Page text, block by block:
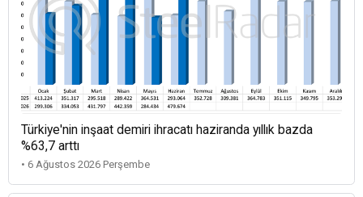
Türkiye'nin inşaat demiri ihracatı haziranda yıllık bazda
%63,7 arttı
• 6 Ağustos 2026 Perşembe